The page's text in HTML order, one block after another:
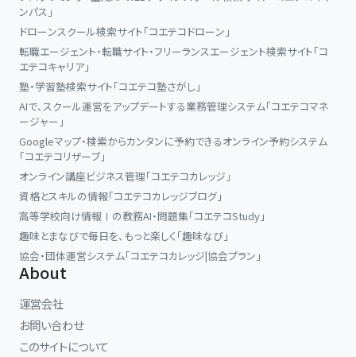
ンパス」
ドローンスクール検索サイト「コエテコドローン」
転職エージェント・転職サイト・フリーランスエージェント検索サイト「コ
エテコキャリア」
塾・学習塾検索サイト「コエテコ塾さがし」
AIで、スクール運営をアップデートする業務管理システム「コエテコマネ
ージャー」
Googleマップ・検索からカンタンに予約できるオンライン予約システム
「コエテコリザーブ」
オンライン講座ビジネス管理「コエテコカレッジ」
資格とスキルの情報「コエテコカレッジブログ」
高等学校向け情報Ⅰの教務AI・問題集「コエテコStudy」
趣味とまなびで毎日を、もっと楽しく「趣味なび」
協会・団体運営システム「コエテコカレッジ|協会プラン」
About
運営会社
お問い合わせ
このサイトについて